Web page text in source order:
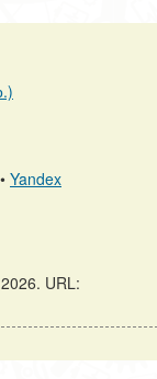
• Yandex
URL: